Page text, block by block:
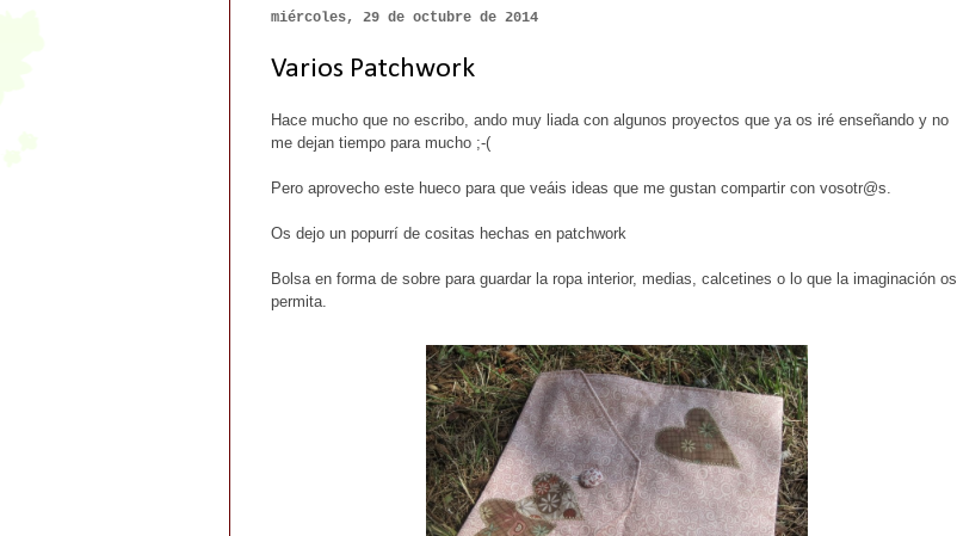
miércoles, 29 de octubre de 2014
Varios Patchwork
Hace mucho que no escribo, ando muy liada con algunos proyectos que ya os iré enseñando y no
me dejan tiempo para mucho ;-(
Pero aprovecho este hueco para que veáis ideas que me gustan compartir con vosotr@s.
Os dejo un popurrí de cositas hechas en patchwork
Bolsa en forma de sobre para guardar la ropa interior, medias, calcetines o lo que la imaginación os
permita.